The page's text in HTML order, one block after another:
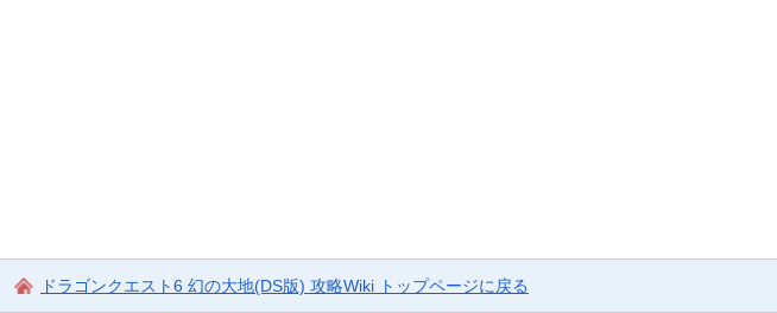
ドラゴンクエスト6 幻の大地(DS版) 攻略Wiki トップページに戻る